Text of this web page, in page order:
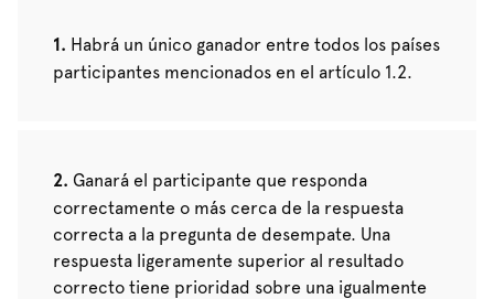
Habrá un único ganador entre todos los países
participantes mencionados en el artículo 1.2.
Ganará el participante que responda
correctamente o más cerca de la respuesta
correcta a la pregunta de desempate. Una
respuesta ligeramente superior al resultado
correcto tiene prioridad sobre una igualmente